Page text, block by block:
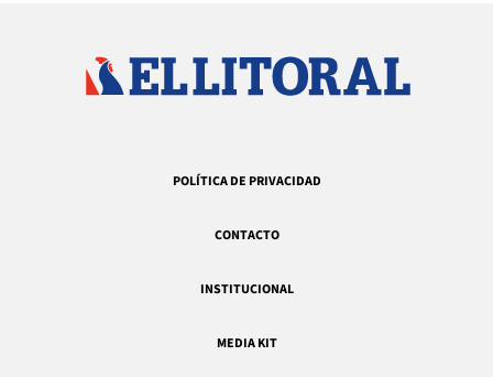
POLÍTICA DE PRIVACIDAD
CONTACTO
INSTITUCIONAL
MEDIA KIT